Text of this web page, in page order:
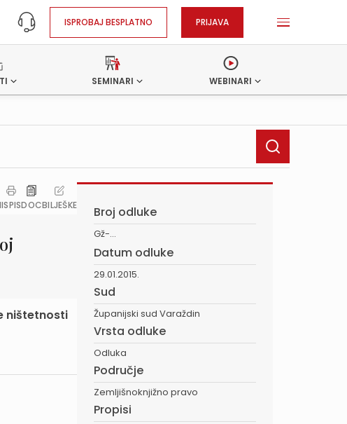
ISPROBAJ BESPLATNO PRIJAVA
SEMINARI WEBINARI
ISPISDOCBILJEŠKE
ništetnosti
Broj odluke
Gž-...
Datum odluke
29.01.2015.
Sud
Županijski sud Varaždin
Vrsta odluke
Odluka
Područje
Zemljišnoknjižno pravo
Propisi